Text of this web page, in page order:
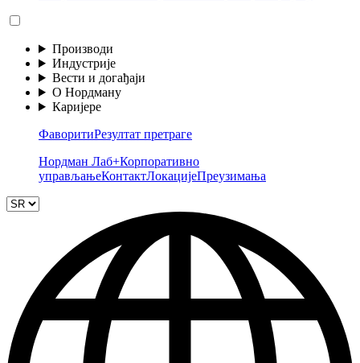
Производи
Индустрије
Вести и догађаји
О Нордману
Каријере
ФаворитиРезултат претраге
Нордман Лаб+Корпоративно
управљањеКонтактЛокацијеПреузимања